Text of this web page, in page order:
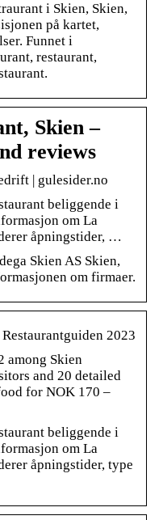
i Skien, Skien,
på kartet,
Funnet i
restaurant,
Skien –
reviews
| gulesider.no
beliggende i
om La
åpningstider, …
Skien AS Skien,
om firmaer.
2023
among Skien
and 20 detailed
for NOK 170 –
beliggende i
om La
åpningstider, type